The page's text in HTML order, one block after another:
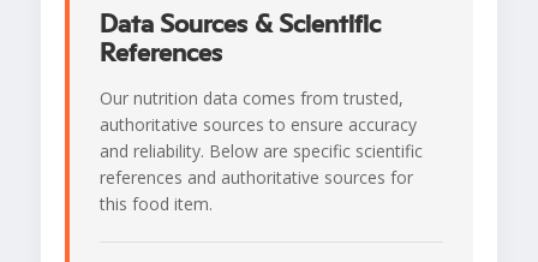
Data Sources & Scientific
References
Our nutrition data comes from trusted,
authoritative sources to ensure accuracy
and reliability. Below are specific scientific
references and authoritative sources for
this food item.